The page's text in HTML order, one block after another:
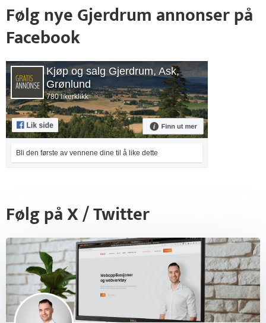
Følg nye Gjerdrum annonser på
Facebook
Kjøp og salg Gjerdrum, Ask,
Grønlund
780 likerklikk
Bli den første av vennene dine til å like dette
Følg på X / Twitter